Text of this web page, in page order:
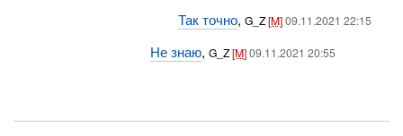
Так точно, G_Z[M] 09.11.2021 22:15
Не знаю,G_Z[M]09.11.2021 20:55